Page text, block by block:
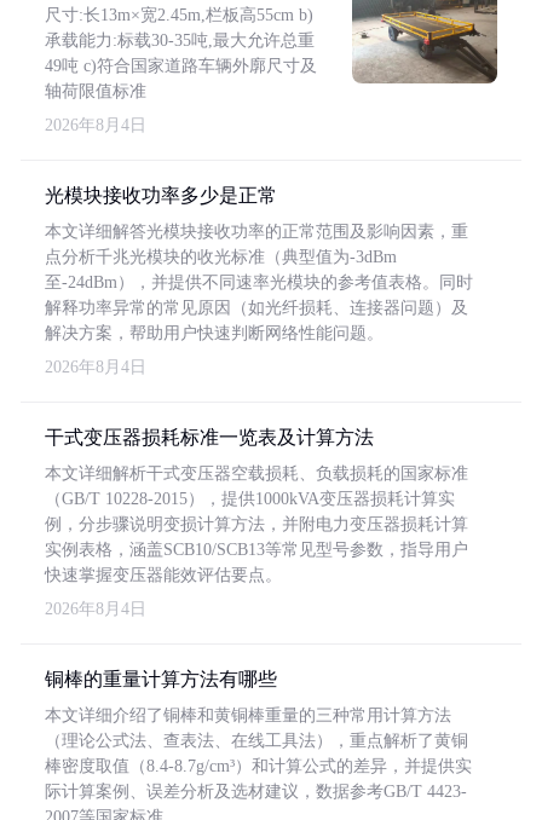
尺寸:长13m×宽2.45m,栏板高55cm b)
承载能力:标载30-35吨,最大允许总重
49吨 c)符合国家道路车辆外廓尺寸及
轴荷限值标准
2026年8月4日
光模块接收功率多少是正常
本文详细解答光模块接收功率的正常范围及影响因素，重
点分析千兆光模块的收光标准（典型值为-3dBm
至-24dBm），并提供不同速率光模块的参考值表格。同时
解释功率异常的常见原因（如光纤损耗、连接器问题）及
解决方案，帮助用户快速判断网络性能问题。
2026年8月4日
干式变压器损耗标准一览表及计算方法
本文详细解析干式变压器空载损耗、负载损耗的国家标准
（GB/T 10228-2015），提供1000kVA变压器损耗计算实
例，分步骤说明变损计算方法，并附电力变压器损耗计算
实例表格，涵盖SCB10/SCB13等常见型号参数，指导用户
快速掌握变压器能效评估要点。
2026年8月4日
铜棒的重量计算方法有哪些
本文详细介绍了铜棒和黄铜棒重量的三种常用计算方法
（理论公式法、查表法、在线工具法），重点解析了黄铜
棒密度取值（8.4-8.7g/cm³）和计算公式的差异，并提供实
际计算案例、误差分析及选材建议，数据参考GB/T 4423-